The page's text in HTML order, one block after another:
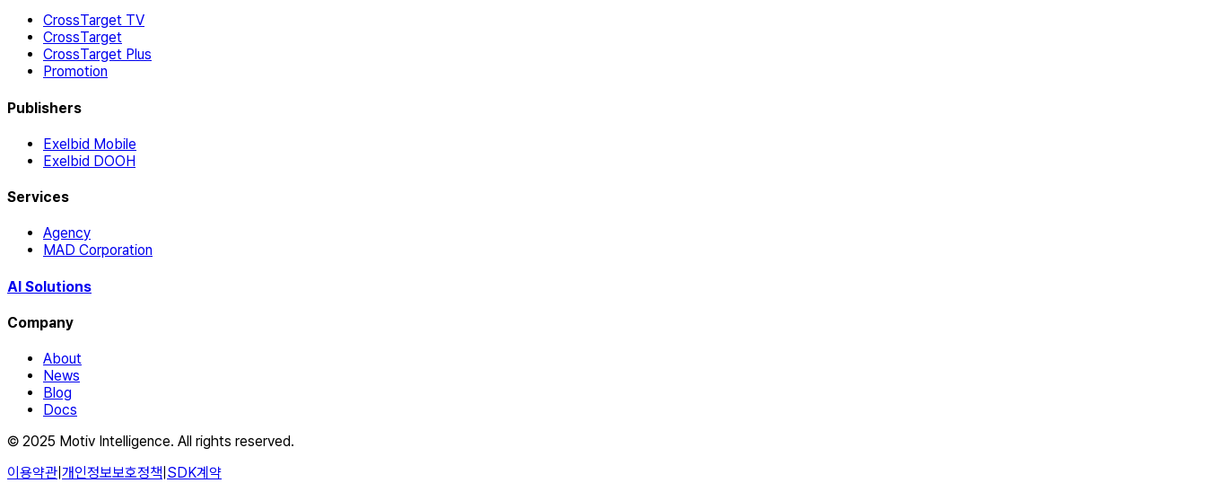
CrossTarget TV
CrossTarget
CrossTarget Plus
Promotion
Publishers
Exelbid Mobile
Exelbid DOOH
Services
Agency
MAD Corporation
AI Solutions
Company
About
News
Blog
Docs
© 2025 Motiv Intelligence. All rights reserved.
이용약관 개인정보보호정책 SDK계약